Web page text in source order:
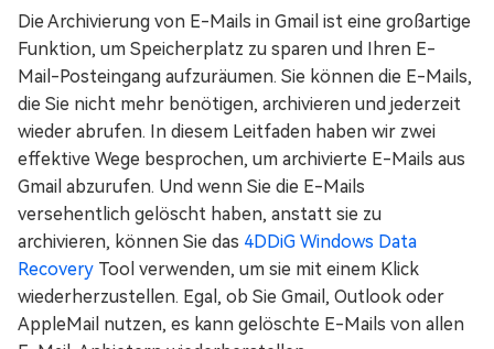
Die Archivierung von E-Mails in Gmail ist eine großartige
Funktion, um Speicherplatz zu sparen und Ihren E-
Mail-Posteingang aufzuräumen. Sie können die E-Mails,
die Sie nicht mehr benötigen, archivieren und jederzeit
wieder abrufen. In diesem Leitfaden haben wir zwei
effektive Wege besprochen, um archivierte E-Mails aus
Gmail abzurufen. Und wenn Sie die E-Mails
versehentlich gelöscht haben, anstatt sie zu
archivieren, können Sie das 4DDiG Windows Data
Recovery Tool verwenden, um sie mit einem Klick
wiederherzustellen. Egal, ob Sie Gmail, Outlook oder
AppleMail nutzen, es kann gelöschte E-Mails von allen